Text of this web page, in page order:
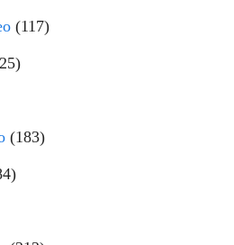
(117)
(183)